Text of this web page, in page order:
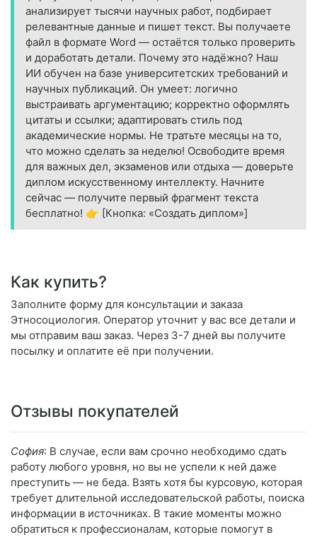
анализирует тысячи научных работ, подбирает
релевантные данные и пишет текст. Вы получаете
файл в формате Word — остаётся только проверить
и доработать детали. Почему это надёжно? Наш
ИИ обучен на базе университетских требований и
научных публикаций. Он умеет: логично
выстраивать аргументацию; корректно оформлять
цитаты и ссылки; адаптировать стиль под
академические нормы. Не тратьте месяцы на то,
что можно сделать за неделю! Освободите время
для важных дел, экзаменов или отдыха — доверьте
диплом искусственному интеллекту. Начните
сейчас — получите первый фрагмент текста
бесплатно! 👉 [Кнопка: «Создать диплом»]
Как купить?
Заполните форму для консультации и заказа
Этносоциология. Оператор уточнит у вас все детали и
мы отправим ваш заказ. Через 3-7 дней вы получите
посылку и оплатите её при получении.
Отзывы покупателей
София: В случае, если вам срочно необходимо сдать
работу любого уровня, но вы не успели к ней даже
преступить — не беда. Взять хотя бы курсовую, которая
требует длительной исследовательской работы, поиска
информации в источниках. В такие моменты можно
обратиться к профессионалам, которые помогут в